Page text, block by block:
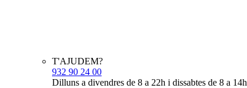
T'AJUDEM?
932 90 24 00
Dilluns a divendres de 8 a 22h i dissabtes de 8 a 14h